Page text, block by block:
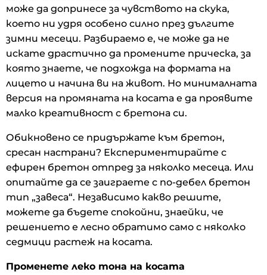
може да допринесе за чувството на скука,
което ни удря особено силно през дългите
зимни месеци. Разбираемо е, че може да не
искате драстично да промените прическа, за
която знаете, че подхожда на формата на
лицето и начина ви на живот. Но минималната
версия на промяната на косата е да проявите
малко креативност с бретона си.
Обикновено се придържате към бретон,
сресан настрани? Експериментирайте с
ефирен бретон отпред за няколко месеца. Или
опитайте да се заиграете с по-дебел бретон
тип „завеса“. Независимо какво решите,
можете да бъдете спокойни, знаейки, че
решението е лесно обратимо само с няколко
седмици растеж на косата.
Променете леко тона на косата